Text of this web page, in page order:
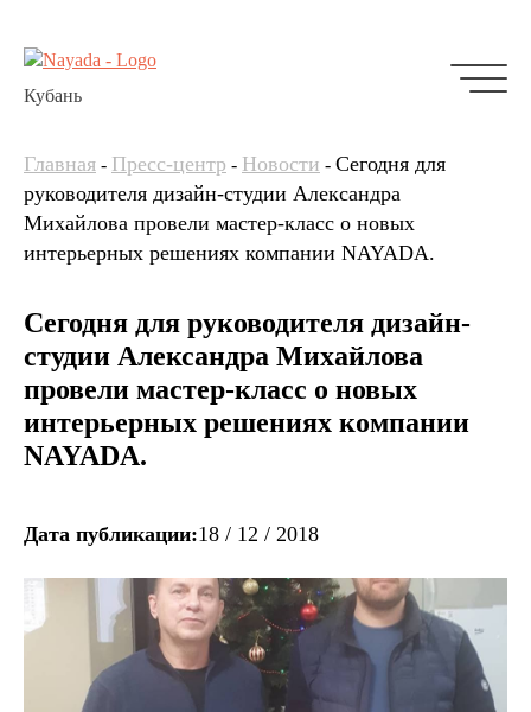
Кубань
Главная - Пресс-центр - Новости - Сегодня для
руководителя дизайн-студии Александра
Михайлова провели мастер-класс о новых
интерьерных решениях компании NAYADA.
Сегодня для руководителя дизайн-
студии Александра Михайлова
провели мастер-класс о новых
интерьерных решениях компании
NAYADA.
Дата публикации:18 / 12 / 2018